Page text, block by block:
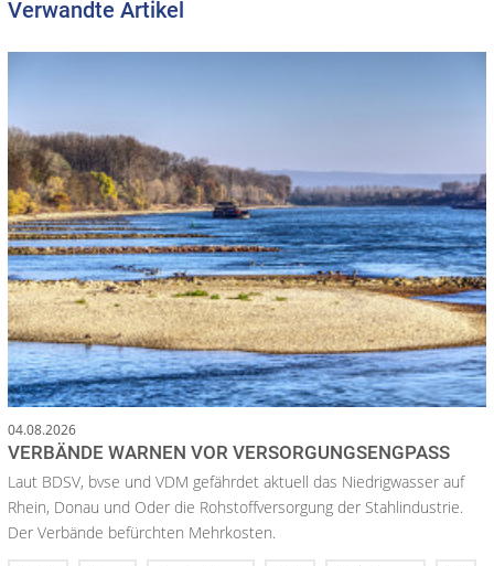
Verwandte Artikel
04.08.2026
VERBÄNDE WARNEN VOR VERSORGUNGSENGPASS
Laut BDSV, bvse und VDM gefährdet aktuell das Niedrigwasser auf
Rhein, Donau und Oder die Rohstoffversorgung der Stahlindustrie.
Der Verbände befürchten Mehrkosten.